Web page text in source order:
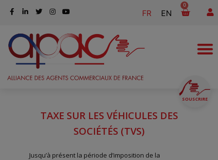
FR EN
0
SOUSCRIRE
TAXE SUR LES VÉHICULES DES
SOCIÉTÉS (TVS)
Jusqu’à présent la période d’imposition de la